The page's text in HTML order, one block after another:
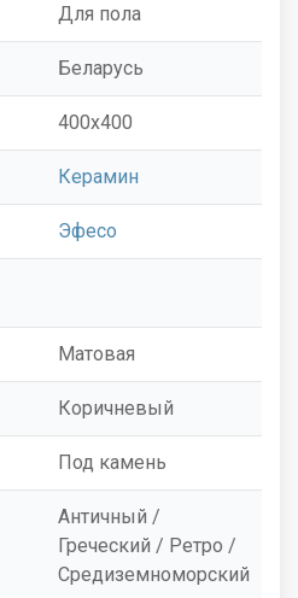
Для пола
Беларусь
400x400
Керамин
Эфесо
Матовая
Коричневый
Под камень
Античный /
Греческий / Ретро /
Средиземноморский